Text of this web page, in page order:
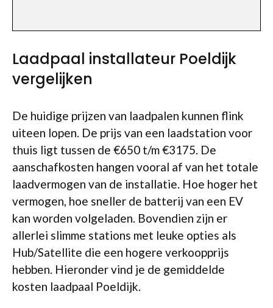
Laadpaal installateur Poeldijk
vergelijken
De huidige prijzen van laadpalen kunnen flink
uiteen lopen. De prijs van een laadstation voor
thuis ligt tussen de €650 t/m €3175. De
aanschafkosten hangen vooral af van het totale
laadvermogen van de installatie. Hoe hoger het
vermogen, hoe sneller de batterij van een EV
kan worden volgeladen. Bovendien zijn er
allerlei slimme stations met leuke opties als
Hub/Satellite die een hogere verkoopprijs
hebben. Hieronder vind je de gemiddelde
kosten laadpaal Poeldijk.